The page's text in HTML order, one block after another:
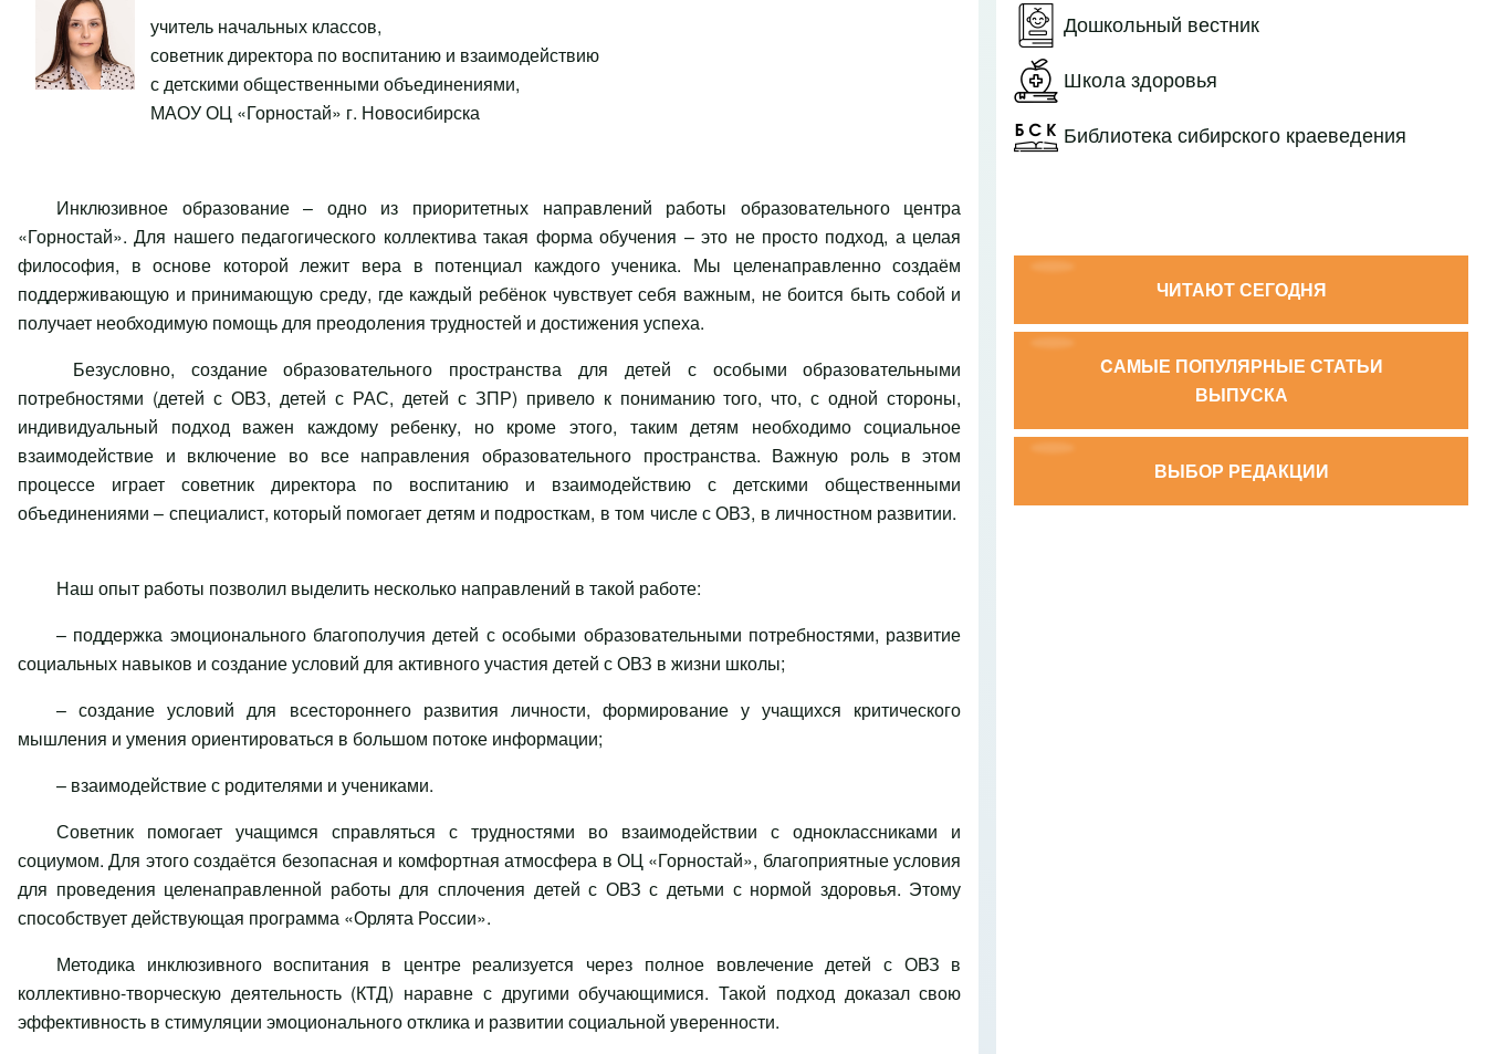
учитель начальных классов,
советник директора по воспитанию и взаимодействию
с детскими общественными объединениями,
МАОУ ОЦ «Горностай» г. Новосибирска
Инклюзивное образование – одно из приоритетных направлений работы образовательного центра
«Горностай». Для нашего педагогического коллектива такая форма обучения – это не просто подход, а целая
философия, в основе которой лежит вера в потенциал каждого ученика. Мы целенаправленно создаём
поддерживающую и принимающую среду, где каждый ребёнок чувствует себя важным, не боится быть собой и
получает необходимую помощь для преодоления трудностей и достижения успеха.
Безусловно, создание образовательного пространства для детей с особыми образовательными
потребностями (детей с ОВЗ, детей с РАС, детей с ЗПР) привело к пониманию того, что, с одной стороны,
индивидуальный подход важен каждому ребенку, но кроме этого, таким детям необходимо социальное
взаимодействие и включение во все направления образовательного пространства. Важную роль в этом
процессе играет советник директора по воспитанию и взаимодействию с детскими общественными
объединениями – специалист, который помогает детям и подросткам, в том числе с ОВЗ, в личностном развитии.
Наш опыт работы позволил выделить несколько направлений в такой работе:
– поддержка эмоционального благополучия детей с особыми образовательными потребностями, развитие
социальных навыков и создание условий для активного участия детей с ОВЗ в жизни школы;
– создание условий для всестороннего развития личности, формирование у учащихся критического
мышления и умения ориентироваться в большом потоке информации;
– взаимодействие с родителями и учениками.
Советник помогает учащимся справляться с трудностями во взаимодействии с одноклассниками и
социумом. Для этого создаётся безопасная и комфортная атмосфера в ОЦ «Горностай», благоприятные условия
для проведения целенаправленной работы для сплочения детей с ОВЗ с детьми с нормой здоровья. Этому
способствует действующая программа «Орлята России».
Методика инклюзивного воспитания в центре реализуется через полное вовлечение детей с ОВЗ в
коллективно-творческую деятельность (КТД) наравне с другими обучающимися. Такой подход доказал свою
эффективность в стимуляции эмоционального отклика и развитии социальной уверенности.
Дошкольный вестник
Школа здоровья
Библиотека сибирского краеведения
ЧИТАЮТ СЕГОДНЯ
CАМЫЕ ПОПУЛЯРНЫЕ СТАТЬИ
ВЫПУСКА
ВЫБОР РЕДАКЦИИ